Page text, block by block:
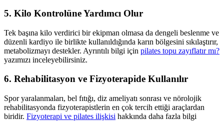
5. Kilo Kontrolüne Yardımcı Olur
Tek başına kilo verdirici bir ekipman olmasa da dengeli beslenme ve
düzenli kardiyo ile birlikte kullanıldığında karın bölgesini sıkılaştırır,
metabolizmayı destekler. Ayrıntılı bilgi için pilates topu zayıflatır mı?
yazımızı inceleyebilirsiniz.
6. Rehabilitasyon ve Fizyoterapide Kullanılır
Spor yaralanmaları, bel fıtığı, diz ameliyatı sonrası ve nörolojik
rehabilitasyonda fizyoterapistlerin en çok tercih ettiği araçlardan
biridir. Fizyoterapi ve pilates ilişkisi hakkında daha fazla bilgi